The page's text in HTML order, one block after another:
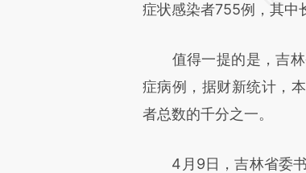
症状感染者755例，其中
值得一提的是，吉林
症病例，据财新统计，
者总数的千分之一。
4月9日，吉林省委书